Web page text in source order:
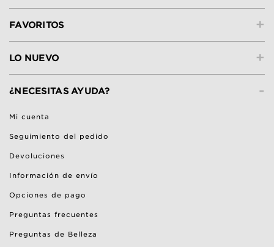
+
FAVORITOS
+
LO NUEVO
-
¿NECESITAS AYUDA?
Mi cuenta
Seguimiento del pedido
Devoluciones
Información de envío
Opciones de pago
Preguntas frecuentes
Preguntas de Belleza